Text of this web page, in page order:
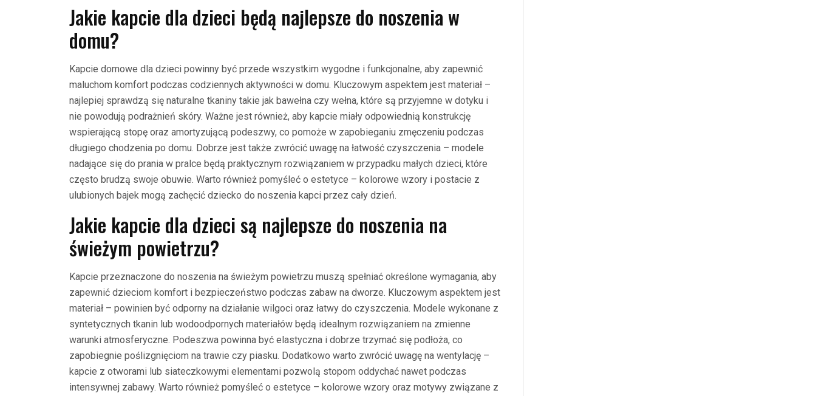
Jakie kapcie dla dzieci będą najlepsze do noszenia w
domu?
Kapcie domowe dla dzieci powinny być przede wszystkim wygodne i funkcjonalne, aby zapewnić
maluchom komfort podczas codziennych aktywności w domu. Kluczowym aspektem jest materiał –
najlepiej sprawdzą się naturalne tkaniny takie jak bawełna czy wełna, które są przyjemne w dotyku i
nie powodują podrażnień skóry. Ważne jest również, aby kapcie miały odpowiednią konstrukcję
wspierającą stopę oraz amortyzującą podeszwy, co pomoże w zapobieganiu zmęczeniu podczas
długiego chodzenia po domu. Dobrze jest także zwrócić uwagę na łatwość czyszczenia – modele
nadające się do prania w pralce będą praktycznym rozwiązaniem w przypadku małych dzieci, które
często brudzą swoje obuwie. Warto również pomyśleć o estetyce – kolorowe wzory i postacie z
ulubionych bajek mogą zachęcić dziecko do noszenia kapci przez cały dzień.
Jakie kapcie dla dzieci są najlepsze do noszenia na
świeżym powietrzu?
Kapcie przeznaczone do noszenia na świeżym powietrzu muszą spełniać określone wymagania, aby
zapewnić dzieciom komfort i bezpieczeństwo podczas zabaw na dworze. Kluczowym aspektem jest
materiał – powinien być odporny na działanie wilgoci oraz łatwy do czyszczenia. Modele wykonane z
syntetycznych tkanin lub wodoodpornych materiałów będą idealnym rozwiązaniem na zmienne
warunki atmosferyczne. Podeszwa powinna być elastyczna i dobrze trzymać się podłoża, co
zapobiegnie poślizgnięciom na trawie czy piasku. Dodatkowo warto zwrócić uwagę na wentylację –
kapcie z otworami lub siateczkowymi elementami pozwolą stopom oddychać nawet podczas
intensywnej zabawy. Warto również pomyśleć o estetyce – kolorowe wzory oraz motywy związane z